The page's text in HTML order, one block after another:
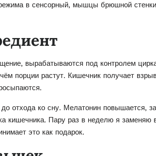
в сенсорный, мышцы брюшной
вырабатываются под контролем
порции растут. Кишечник получает
отхода ко сну. Мелатонин повышается,
кишечника. Пару раз в неделю я заменяю
это как подарок.